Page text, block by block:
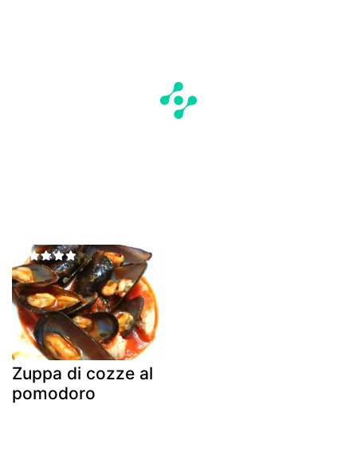
Zuppa di cozze al
pomodoro